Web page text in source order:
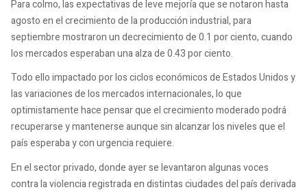
Para colmo, las expectativas de leve mejoría que se notaron hasta
agosto en el crecimiento de la producción industrial, para
septiembre mostraron un decrecimiento de 0.1 por ciento, cuando
los mercados esperaban una alza de 0.43 por ciento.
Todo ello impactado por los ciclos económicos de Estados Unidos y
las variaciones de los mercados internacionales, lo que
optimistamente hace pensar que el crecimiento moderado podrá
recuperarse y mantenerse aunque sin alcanzar los niveles que el
país esperaba y con urgencia requiere.
En el sector privado, donde ayer se levantaron algunas voces
contra la violencia registrada en distintas ciudades del país derivada